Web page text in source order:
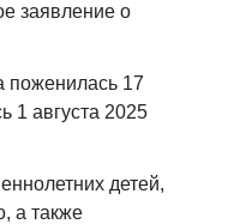
заявление о
поженилась 17
1 августа 2025
детей,
а также